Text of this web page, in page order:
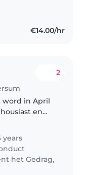
€14.00/hr
2
word in April
en
met
van
years
het Gedrag,